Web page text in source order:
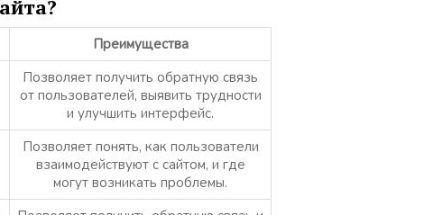
Преимущества
Позволяет получить обратную связь
от пользователей, выявить трудности
и улучшить интерфейс.
Позволяет понять, как пользователи
взаимодействуют с сайтом, и где
могут возникать проблемы.